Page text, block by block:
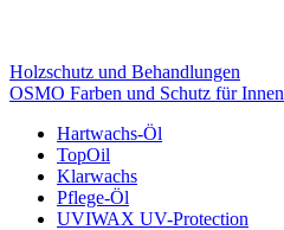
Holzschutz und Behandlungen
OSMO Farben und Schutz für Innen
Hartwachs-Öl
TopOil
Klarwachs
Pflege-Öl
UVIWAX UV-Protection